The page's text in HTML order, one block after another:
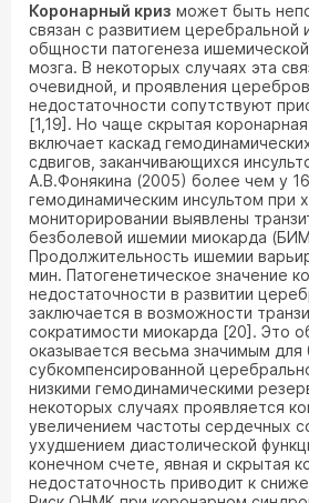
Коронарный криз может быть
связан с развитием церебральной
общности патогенеза
мозга. В некоторых случаях эта
очевидной, и проявления
недостаточности сопутствуют
[1,19]. Но чаще скрытая
включает каскад
сдвигов, заканчивающихся
А.В.Фонякина (2005) более чем у
гемодинамическим инсультом при
мониторировании выявлены
безболевой ишемии миокарда
Продолжительность ишемии
мин. Патогенетическое значение
недостаточности в развитии
заключается в возможности
сократимости миокарда [20]. Это
оказывается весьма значимым для
субкомпенсированной
низкими гемодинамическими
некоторых случаях проявляется
увеличением частоты сердечных
ухудшением диастолической
конечном счете, явная и скрытая
недостаточность приводит к